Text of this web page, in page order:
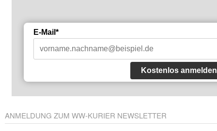
E-Mail*
Kostenlos anmelden
ANMELDUNG ZUM WW-KURIER NEWSLETTER